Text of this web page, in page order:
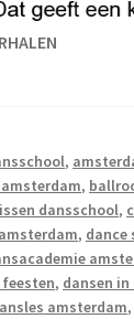
,
,
dansschool,
, dance
feesten, dansen
amsterdam,